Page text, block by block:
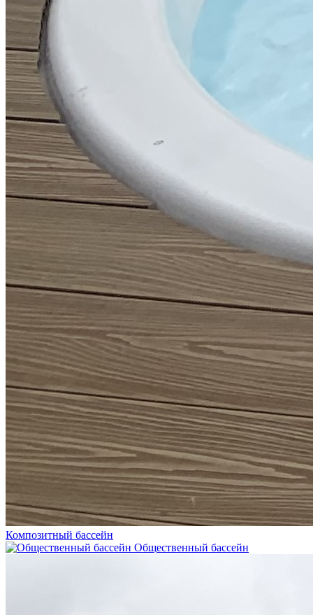
Композитный бассейн
Общественный бассейн